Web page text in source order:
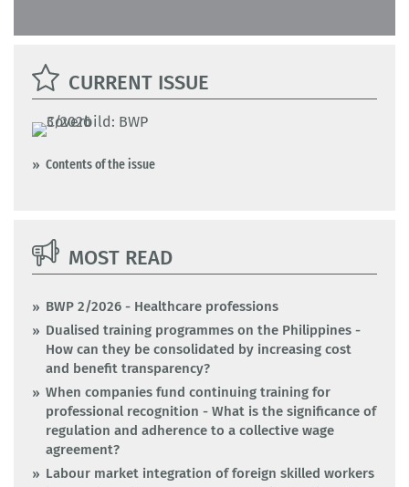
CURRENT ISSUE
Contents of the issue
MOST READ
BWP 2/2026 - Healthcare professions
Dualised training programmes on the Philippines -
How can they be consolidated by increasing cost
and benefit transparency?
When companies fund continuing training for
professional recognition - What is the significance of
regulation and adherence to a collective wage
agreement?
Labour market integration of foreign skilled workers